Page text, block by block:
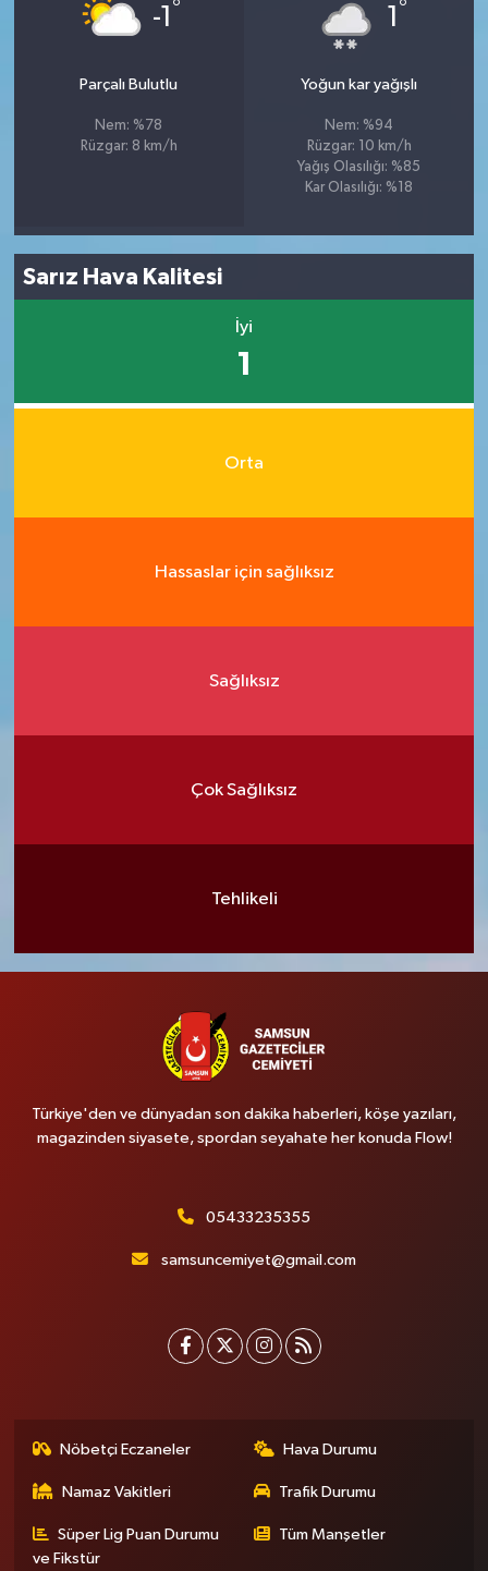
-1 °
Parçalı Bulutlu
Nem: %78
Rüzgar: 8 km/h
1 °
Yoğun kar yağışlı
Nem: %94
Rüzgar: 10 km/h
Yağış Olasılığı: %85
Kar Olasılığı: %18
Sarız Hava Kalitesi
İyi
1
Orta
Hassaslar için sağlıksız
Sağlıksız
Çok Sağlıksız
Tehlikeli
Türkiye'den ve dünyadan son dakika haberleri, köşe yazıları,
magazinden siyasete, spordan seyahate her konuda Flow!
05433235355
samsuncemiyet@gmail.com
Nöbetçi Eczaneler Hava Durumu
Namaz Vakitleri Trafik Durumu
Süper Lig Puan Durumu
ve Fikstür
Tüm Manşetler